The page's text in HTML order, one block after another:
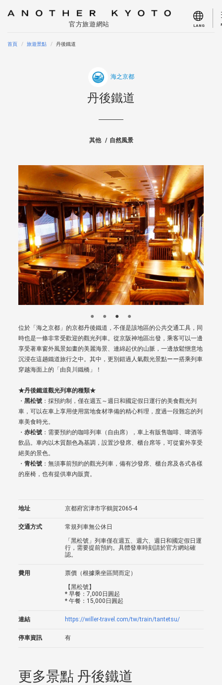
官方旅遊網站 LANG
首頁 旅遊景點 丹後鐵道
海之京都
丹後鐵道
其他 自然風景
位於「海之京都」的京都丹後鐵道，不僅是該地區的公共交通工具，同
時也是一條非常受歡迎的觀光列車。從京阪神地區出發，乘客可以一邊
享受著車窗外風景如畫的美麗海景、連綿起伏的山脈，一邊放鬆愜意地
沉浸在這趟鐵道旅行之中。其中，更別錯過人氣觀光景點ーー搭乘列車
穿越海面上的「由良川鐵橋」！
★丹後鐵道觀光列車的種類★
・黑松號 ：採預約制，僅在週五～週日和國定假日運行的美食觀光列
車，可以在車上享用使用當地食材準備的精心料理，度過一段難忘的列
車美食時光。
・赤松號 ：需要預約的咖啡列車（自由席），車上有販售咖啡、啤酒等
飲品。車內以木質顏色為基調，設置沙發席、櫃台席等，可從窗外享受
絕美的景色。
・青松號 ：無須事前預約的觀光列車，備有沙發席、櫃台席及各式各樣
的座椅，也有提供車內販賣。
地址 京都府宮津市字鶴賀2065-4
交通方式
常規列車無公休日
「黑松號」列車僅在週五、週六、週日和國定假日運
行，需要提前預約。具體發車時刻請於官方網站確
認。
費用
票價（根據乘坐區間而定）
【黑松號】
* 早餐：7,000日圓起
* 午餐：15,000日圓起
連結 https://willer-travel.com/tw/train/tantetsu/
停車資訊 有
更多景點 丹後鐵道